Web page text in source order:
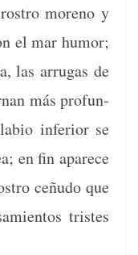
moreno y
el mar humor;
las arru­gas de
más pro­fun­
infe­ri­or se
en fin aparece
ceñu­do que
tristes